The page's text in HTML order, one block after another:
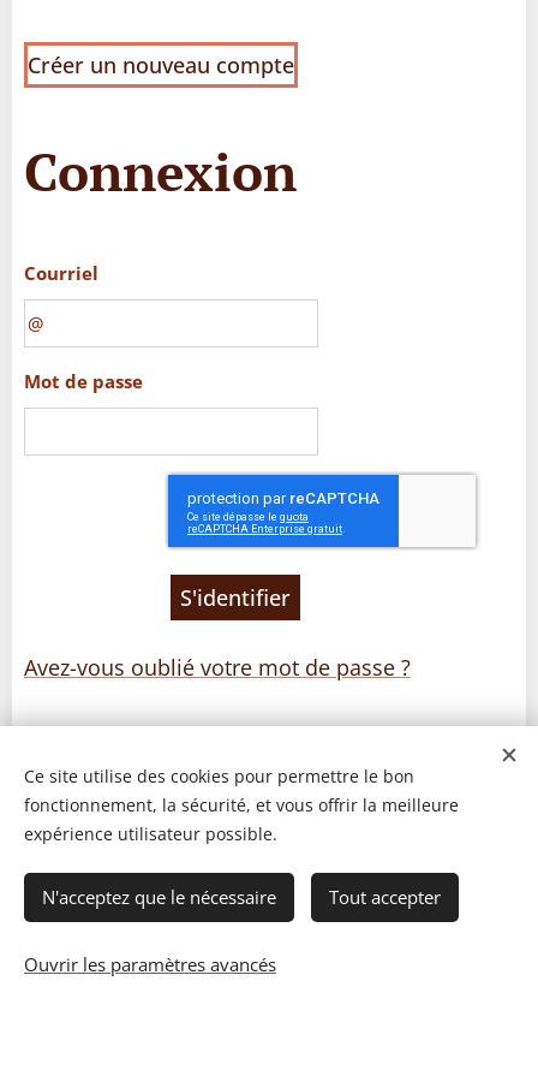
Créer un nouveau compte
Connexion
Courriel
Mot de passe
S'identifier
Avez-vous oublié votre mot de passe ?
© 2023 Les recettes d'Henri-Luc. Tous droits réservés.
Ce site utilise des cookies pour permettre le bon
fonctionnement, la sécurité, et vous offrir la meilleure
expérience utilisateur possible.
N'acceptez que le nécessaire Tout accepter
Ouvrir les paramètres avancés